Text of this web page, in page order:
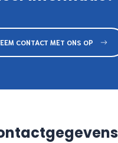
CONTACT MET ONS OP